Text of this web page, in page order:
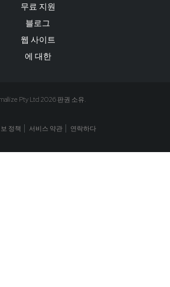
무료 지원
블로그
웹 사이트
에 대한
Pty Ltd 2026 판권 소유.
정책 서비스 약관 연락하다